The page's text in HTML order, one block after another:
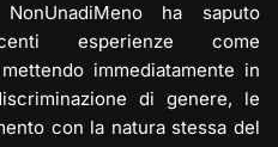
ha saputo
esperienze come
immediatamente in
di genere, le
con la natura stessa del